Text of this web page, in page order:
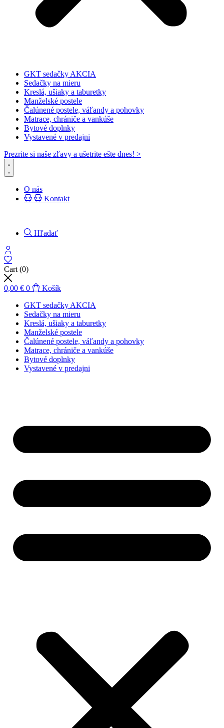
GKT sedačky AKCIA
Sedačky na mieru
Kreslá, ušiaky a taburetky
Manželské postele
Čalúnené postele, váľandy a pohovky
Matrace, chrániče a vankúše
Bytové doplnky
Vystavené v predajni
Prezrite si naše zľavy a ušetrite ešte dnes! >​
O nás
Kontakt
Hľadať
Cart (0)
0,00 € 0
Košík
GKT sedačky AKCIA
Sedačky na mieru
Kreslá, ušiaky a taburetky
Manželské postele
Čalúnené postele, váľandy a pohovky
Matrace, chrániče a vankúše
Bytové doplnky
Vystavené v predajni